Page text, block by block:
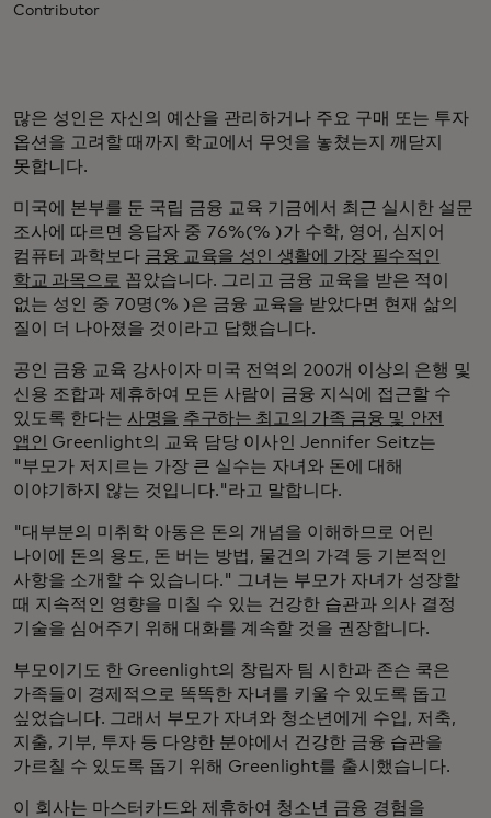
Contributor
많은 성인은 자신의 예산을 관리하거나 주요 구매 또는 투자
옵션을 고려할 때까지 학교에서 무엇을 놓쳤는지 깨닫지
못합니다.
미국에 본부를 둔 국립 금융 교육 기금에서 최근 실시한 설문
조사에 따르면 응답자 중 76%(% )가 수학, 영어, 심지어
컴퓨터 과학보다 금융 교육을 성인 생활에 가장 필수적인
학교 과목으로 꼽았습니다. 그리고 금융 교육을 받은 적이
없는 성인 중 70명(% )은 금융 교육을 받았다면 현재 삶의
질이 더 나아졌을 것이라고 답했습니다.
공인 금융 교육 강사이자 미국 전역의 200개 이상의 은행 및
신용 조합과 제휴하여 모든 사람이 금융 지식에 접근할 수
있도록 한다는 사명을 추구하는 최고의 가족 금융 및 안전
앱인
Greenlight의 교육 담당 이사인 Jennifer Seitz는
"부모가 저지르는 가장 큰 실수는 자녀와 돈에 대해
이야기하지 않는 것입니다."라고 말합니다.
"대부분의 미취학 아동은 돈의 개념을 이해하므로 어린
나이에 돈의 용도, 돈 버는 방법, 물건의 가격 등 기본적인
사항을 소개할 수 있습니다." 그녀는 부모가 자녀가 성장할
때 지속적인 영향을 미칠 수 있는 건강한 습관과 의사 결정
기술을 심어주기 위해 대화를 계속할 것을 권장합니다.
부모이기도 한 Greenlight의 창립자 팀 시한과 존슨 쿡은
가족들이 경제적으로 똑똑한 자녀를 키울 수 있도록 돕고
싶었습니다. 그래서 부모가 자녀와 청소년에게 수입, 저축,
지출, 기부, 투자 등 다양한 분야에서 건강한 금융 습관을
가르칠 수 있도록 돕기 위해 Greenlight를 출시했습니다.
이 회사는 마스터카드와 제휴하여 청소년 금융 경험을